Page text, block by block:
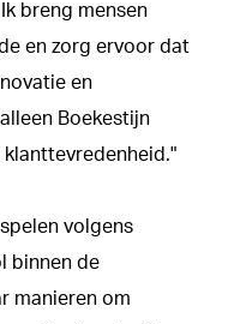
breng mensen
en zorg ervoor dat
en
Boekestijn
volgens
binnen de
manieren om